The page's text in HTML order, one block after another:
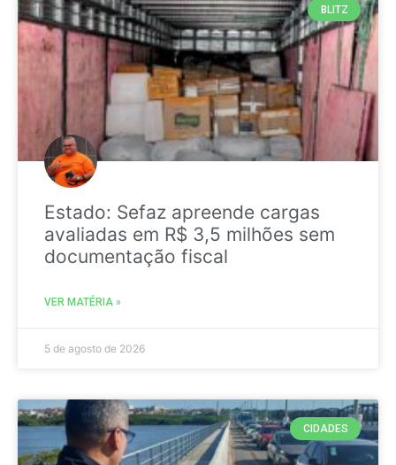
BLITZ
Estado: Sefaz apreende cargas
avaliadas em R$ 3,5 milhões sem
documentação fiscal
VER MATÉRIA »
5 de agosto de 2026
CIDADES